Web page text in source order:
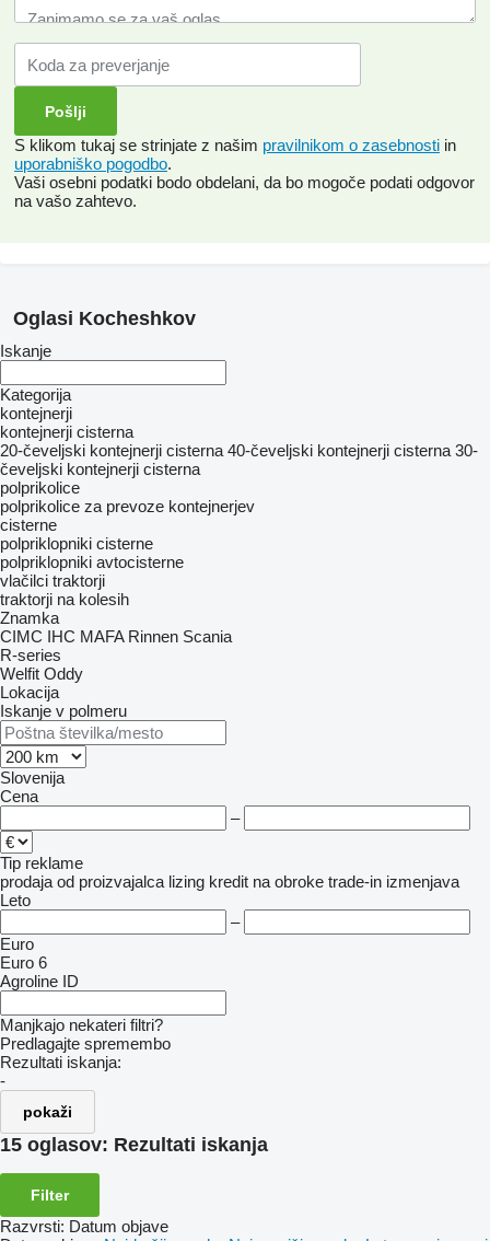
S klikom tukaj se strinjate z našim pravilnikom o zasebnosti in
uporabniško pogodbo.
Vaši osebni podatki bodo obdelani, da bo mogoče podati odgovor
na vašo zahtevo.
Oglasi Kocheshkov
Iskanje
Kategorija
kontejnerji
kontejnerji cisterna
20-čeveljski kontejnerji cisterna 40-čeveljski kontejnerji cisterna 30-
čeveljski kontejnerji cisterna
polprikolice
polprikolice za prevoze kontejnerjev
cisterne
polpriklopniki cisterne
polpriklopniki avtocisterne
vlačilci traktorji
traktorji na kolesih
Znamka
CIMC IHC MAFA Rinnen Scania
R-series
Welfit Oddy
Lokacija
Iskanje v polmeru
Slovenija
Cena
–
Tip reklame
prodaja od proizvajalca lizing kredit na obroke trade-in izmenjava
Leto
–
Euro
Euro 6
Agroline ID
Manjkajo nekateri filtri?
Predlagajte spremembo
Rezultati iskanja:
-
pokaži
15 oglasov: Rezultati iskanja
Filter
Razvrsti: Datum objave